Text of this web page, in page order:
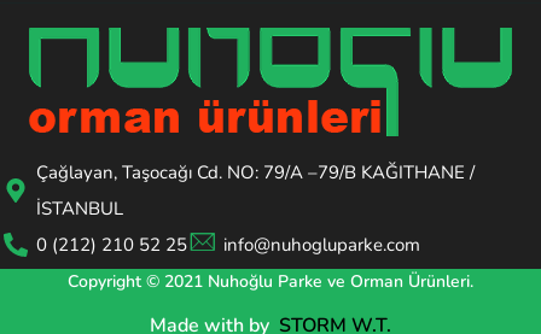
Çağlayan, Taşocağı Cd. NO: 79/A –79/B KAĞITHANE /
İSTANBUL
0 (212) 210 52 25
info@nuhogluparke.com
Made with by STORM W.T.
Copyright © 2021 Nuhoğlu Parke ve Orman Ürünleri.